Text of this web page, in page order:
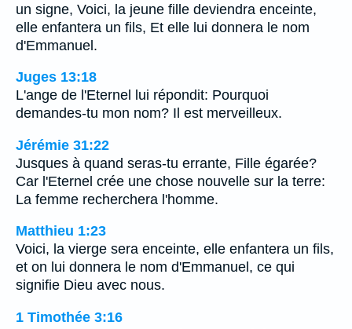
un signe, Voici, la jeune fille deviendra enceinte,
elle enfantera un fils, Et elle lui donnera le nom
d'Emmanuel.
Juges 13:18
L'ange de l'Eternel lui répondit: Pourquoi
demandes-tu mon nom? Il est merveilleux.
Jérémie 31:22
Jusques à quand seras-tu errante, Fille égarée?
Car l'Eternel crée une chose nouvelle sur la terre:
La femme recherchera l'homme.
Matthieu 1:23
Voici, la vierge sera enceinte, elle enfantera un fils,
et on lui donnera le nom d'Emmanuel, ce qui
signifie Dieu avec nous.
1 Timothée 3:16